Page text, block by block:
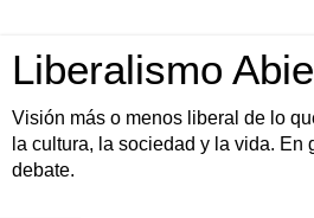
Liberalismo
Visión más o menos liberal de lo
la cultura, la sociedad y la vida. En
debate.